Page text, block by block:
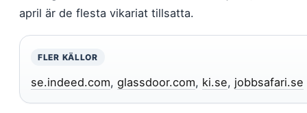
april är de flesta vikariat tillsatta.
FLER KÄLLOR
se.indeed.com, glassdoor.com, ki.se, jobbsafari.se